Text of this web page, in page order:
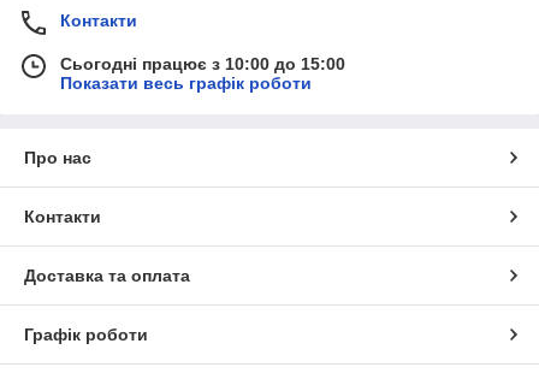
Контакти
Сьогодні працює з 10:00 до 15:00
Показати весь графік роботи
Про нас
Контакти
Доставка та оплата
Графік роботи